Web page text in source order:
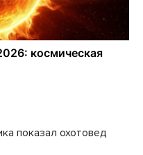
показал охотовед